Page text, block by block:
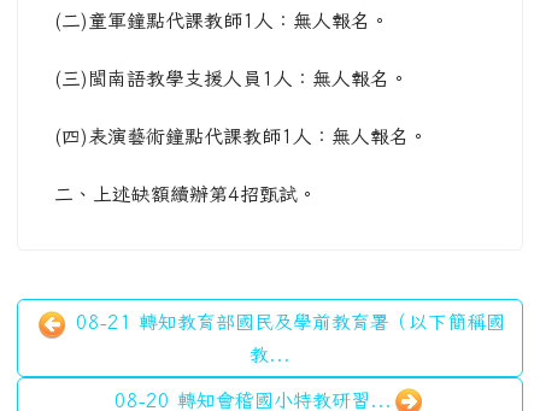
(二)童軍鐘點代課教師1人：無人報名。
(三)閩南語教學支援人員1人：無人報名。
(四)表演藝術鐘點代課教師1人：無人報名。
二、上述缺額續辦第4招甄試。
08-21 轉知教育部國民及學前教育署（以下簡稱國
教...
08-20 轉知會稽國小特教研習...